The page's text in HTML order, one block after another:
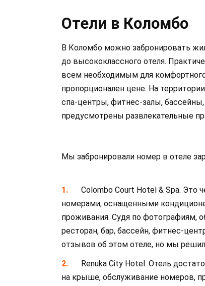
Отели в Коломбо
В Коломбо можно забронировать
до высококлассного отеля.
всем необходимым для
пропорционален цене. На
спа-центры, фитнес-залы,
предусмотрены развлекательные
Мы забронировали номер в отеле
Colombo Court Hotel & Spa.
номерами, оснащенными
проживания. Судя по фотографиям,
ресторан, бар, бассейн, фитнес-
отзывов об этом отеле, но мы
Renuka City Hotel. Отель
на крыше, обслуживание номеров,